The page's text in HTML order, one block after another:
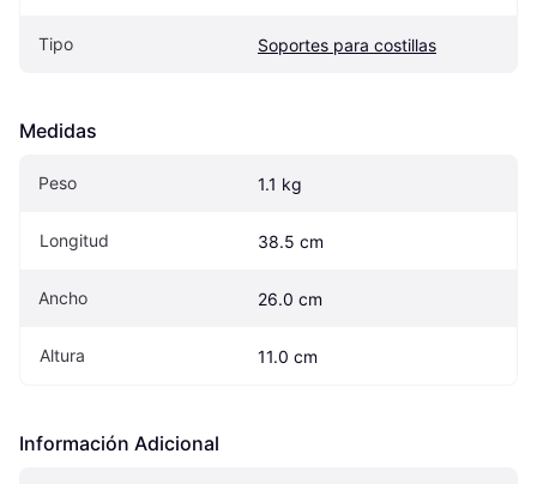
Tipo Soportes para costillas
Medidas
Peso 1.1 kg
Longitud 38.5 cm
Ancho 26.0 cm
Altura 11.0 cm
Información Adicional